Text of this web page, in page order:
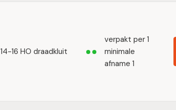
14-16 HO draadkluit
verpakt per 1
minimale
afname 1